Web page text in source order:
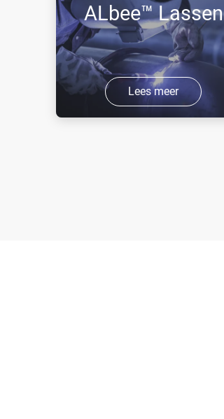
ALbee™ Lassen
Lees meer